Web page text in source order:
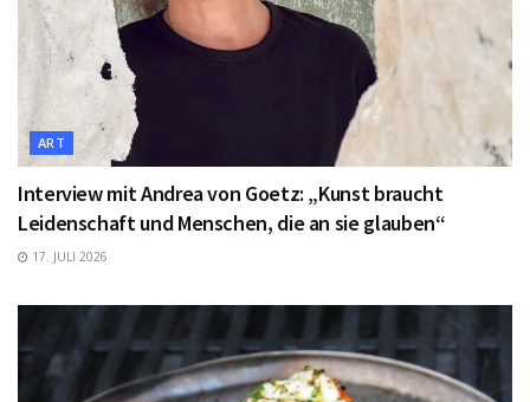
ART
Interview mit Andrea von Goetz: „Kunst braucht
Leidenschaft und Menschen, die an sie glauben“
17. JULI 2026